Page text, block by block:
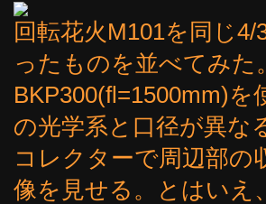
回転花火M101を同じ
ったものを並べてみた
BKP300(fl=1500mm)
の光学系と口径が異な
コレクターで周辺部
像を見せる。とはいえ